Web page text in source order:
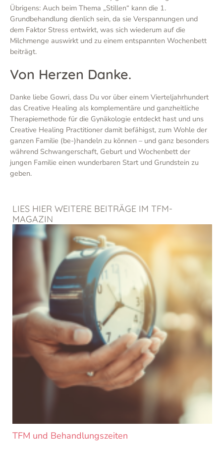
Übrigens: Auch beim Thema „Stillen“ kann die 1.
Grundbehandlung dienlich sein, da sie Verspannungen und
dem Faktor Stress entwirkt, was sich wiederum auf die
Milchmenge auswirkt und zu einem entspannten Wochenbett
beiträgt.
Von Herzen Danke.
Danke liebe Gowri, dass Du vor über einem Vierteljahrhundert
das Creative Healing als komplementäre und ganzheitliche
Therapiemethode für die Gynäkologie entdeckt hast und uns
Creative Healing Practitioner damit befähigst, zum Wohle der
ganzen Familie (be-)handeln zu können – und ganz besonders
während Schwangerschaft, Geburt und Wochenbett der
jungen Familie einen wunderbaren Start und Grundstein zu
geben.
LIES HIER WEITERE BEITRÄGE IM TFM-
MAGAZIN
TFM und Behandlungszeiten
Seite Seite Seite